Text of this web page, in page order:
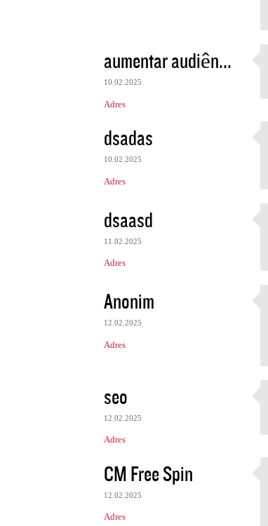
aumentar audiên...
10.02.2025
Adres
dsadas
10.02.2025
Adres
dsaasd
11.02.2025
Adres
Anonim
12.02.2025
Adres
seo
12.02.2025
Adres
CM Free Spin
12.02.2025
Adres